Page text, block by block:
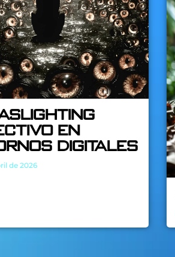
en
Digitales
de 2026